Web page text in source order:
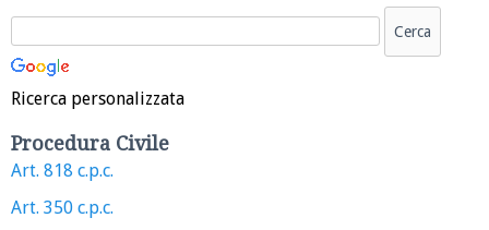
Ricerca personalizzata
Procedura Civile
Art. 818 c.p.c.
Art. 350 c.p.c.